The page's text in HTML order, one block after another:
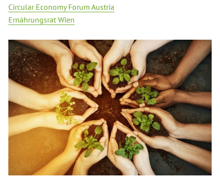
Circular Economy Forum Austria
Ernährungsrat Wien